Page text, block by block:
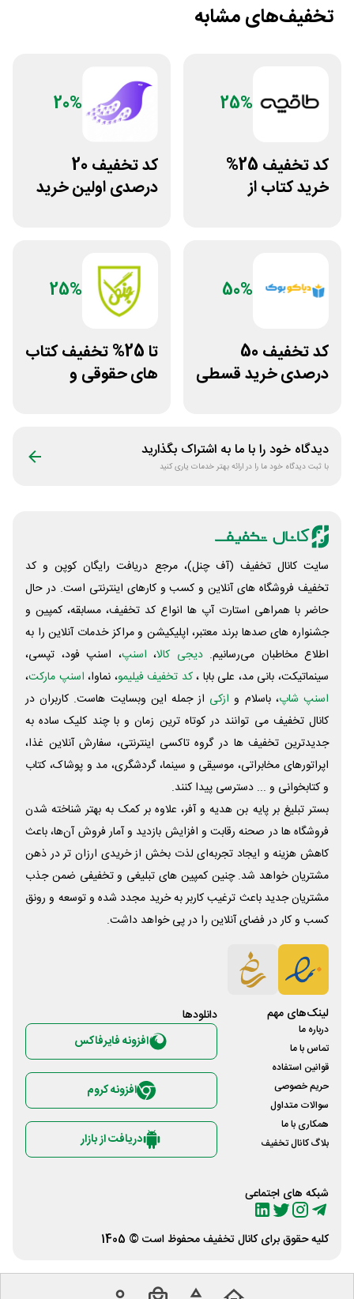
تخفیف‌های مشابه
25%
کد تخفیف 25%
خرید کتاب از
20%
کد تخفیف 20
درصدی اولین خرید
50%
کد تخفیف 50
درصدی خرید قسطی
25%
تا 25% تخفیف کتاب
های حقوقی و
دیدگاه خود را با ما به اشتراک بگذارید
با ثبت دیدگاه خود ما را در ارائه بهتر خدمات یاری کنید
سایت کانال تخفیف (آف چنل)، مرجع دریافت رایگان کوپن و کد
تخفیف فروشگاه های آنلاین و کسب و‌ کارهای اینترنتی است. در حال
حاضر با همراهی استارت آپ ها انواع کد تخفیف، مسابقه، کمپین و
جشنواره های صدها برند معتبر، اپلیکیشن و مراکز خدمات آنلاین را به
اطلاع مخاطبان می‌رسانیم. دیجی کالا، اسنپ، اسنپ فود، تپسی،
سینماتیکت، بانی مد، علی‌ بابا ،کد تخفیف فیلیمو، نماوا، اسنپ مارکت،
اسنپ شاپ، باسلام و ازکی از جمله این وبسایت ‌هاست. کاربران در
کانال تخفیف می توانند در کوتاه ترین زمان و با چند کلیک ساده به
جدیدترین تخفیف ها در گروه تاکسی اینترنتی، سفارش آنلاین غذا،
اپراتورهای مخابراتی، موسیقی و سینما، گردشگری، مد و پوشاک، کتاب
و کتابخوانی و ... دسترسی پیدا کنند.
بستر تبلیغ بر پایه بن هدیه و آفر، علاوه بر کمک به بهتر شناخته شدن
فروشگاه ها در صحنه رقابت و افزایش بازدید و آمار فروش آن‌ها، باعث
کاهش هزینه و ایجاد تجربه‌ای لذت بخش از خریدی ارزان تر در ذهن
مشتریان خواهد شد. چنین کمپین های تبلیغی و تخفیفی ضمن جذب
مشتریان جدید باعث ترغیب کاربر به خرید مجدد شده و توسعه و رونق
کسب و کار در فضای آنلاین را در پی خواهد داشت.
لینک‌های مهم
درباره ما
تماس با ما
قوانین استفاده
حریم خصوصی
سوالات متداول
همکاری با ما
بلاگ کانال تخفیف
شبکه های اجتماعی
دانلود‌ها
افزونه فایرفاکس
افزونه کروم
دریافت از بازار
کلیه حقوق برای کانال تخفیفمحفوظ است © 1405